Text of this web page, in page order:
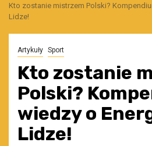
Kto zostanie mistrzem Polski?
Lidze!
Artykuły Sport
Kto zostanie
Polski?
wiedzy o
Lidze!